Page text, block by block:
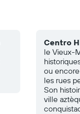
Centro
le Vieux-
ou
les rues
Son
ville